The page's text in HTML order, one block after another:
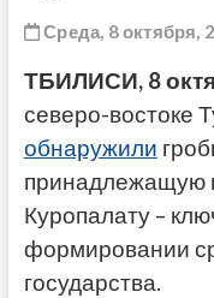
Среда, 8 октября,
ТБИЛИСИ, 8
северо-востоке
обнаружили
принадлежащую
Куропалату –
формировании
государства.